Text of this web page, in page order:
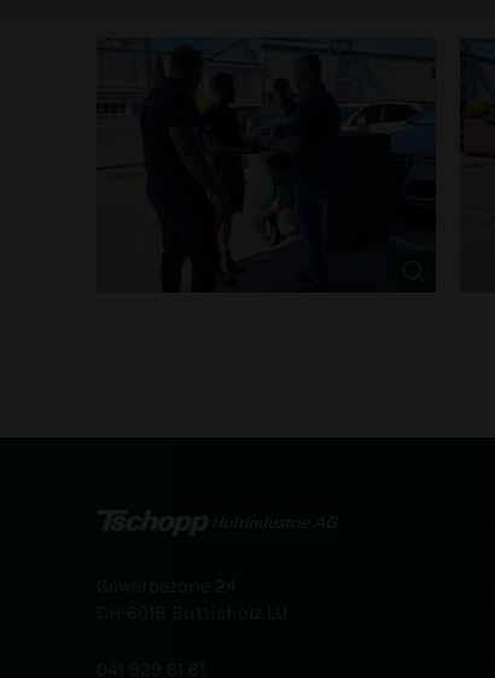
Gewerbezone 24
CH-6018 Buttisholz LU
041 929 61 61